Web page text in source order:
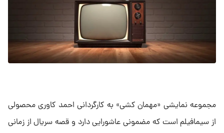
مجموعه نمایشی «مهمان کشی» به کارگردانی احمد کاوری محصولی
از سیمافیلم است که مضمونی عاشورایی دارد و قصه سریال از زمانی